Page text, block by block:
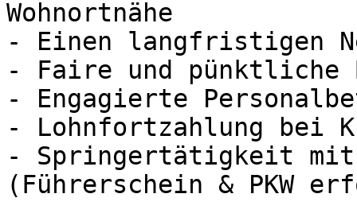
Wohnortnähe
- Einen langfristigen
- Faire und pünktliche
- Engagierte
- Lohnfortzahlung bei
- Springertätigkeit mit
(Führerschein & PKW